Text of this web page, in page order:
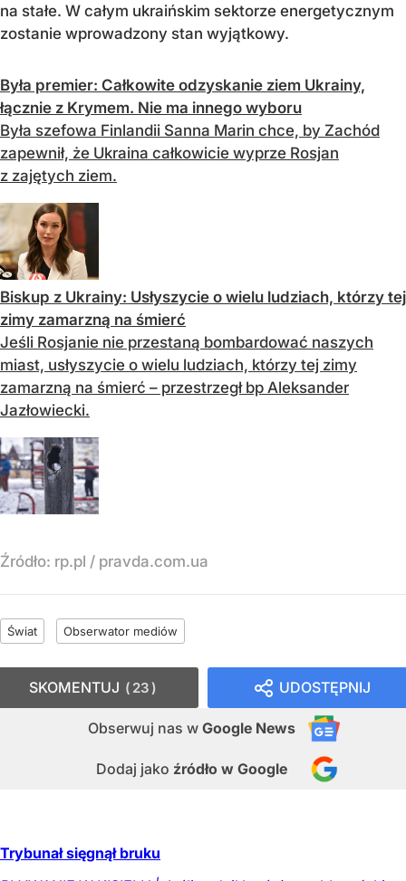
na stałe. W całym ukraińskim sektorze energetycznym
zostanie wprowadzony stan wyjątkowy.
Była premier: Całkowite odzyskanie ziem Ukrainy,
łącznie z Krymem. Nie ma innego wyboru
Była szefowa Finlandii Sanna Marin chce, by Zachód
zapewnił, że Ukraina całkowicie wyprze Rosjan
z zajętych ziem.
Biskup z Ukrainy: Usłyszycie o wielu ludziach, którzy tej
zimy zamarzną na śmierć
Jeśli Rosjanie nie przestaną bombardować naszych
miast, usłyszycie o wielu ludziach, którzy tej zimy
zamarzną na śmierć – przestrzegł bp Aleksander
Jazłowiecki.
Źródło: rp.pl / pravda.com.ua
Świat Obserwator mediów
UDOSTĘPNIJ
Obserwuj nas w Google News
Dodaj jako źródło w Google
SKOMENTUJ 23
Trybunał sięgnął bruku